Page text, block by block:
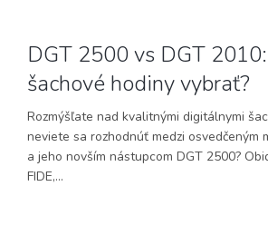
DGT 2500 vs DGT
šachové hodiny vybrať?
Rozmýšľate nad kvalitnými digitálnymi
neviete sa rozhodnúť medzi osvedčeným
a jeho novším nástupcom DGT 2500?
FIDE,...